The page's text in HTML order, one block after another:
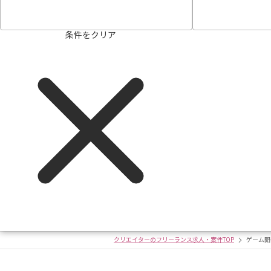
条件をクリア
クリエイターのフリーランス求人・案件TOP ゲーム